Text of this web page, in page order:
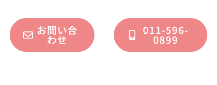
お問い合
わせ
011-596-
0899